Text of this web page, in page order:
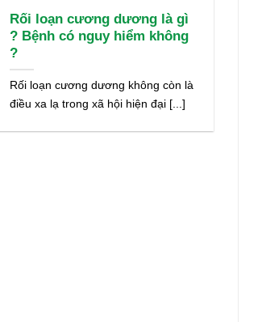
Rối loạn cương dương là gì
? Bệnh có nguy hiểm không
?
Rối loạn cương dương không còn là
điều xa lạ trong xã hội hiện đại [...]